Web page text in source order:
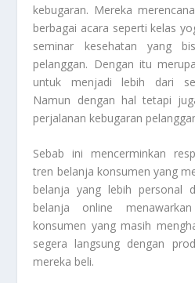
kebugaran. Mereka
berbagai acara seperti kelas
seminar kesehatan yang
pelanggan. Dengan itu
untuk menjadi lebih dari
Namun dengan hal tetapi
perjalanan kebugaran
Sebab ini mencerminkan
tren belanja konsumen yang
belanja yang lebih personal
belanja online
konsumen yang masih
segera langsung dengan
mereka beli.